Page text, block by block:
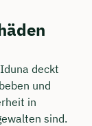
deckt
und
in
sind.